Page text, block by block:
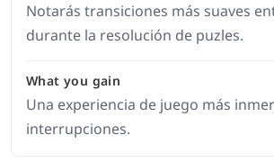
Notarás transiciones más suaves
durante la resolución de puzles.
What you gain
Una experiencia de juego más
interrupciones.